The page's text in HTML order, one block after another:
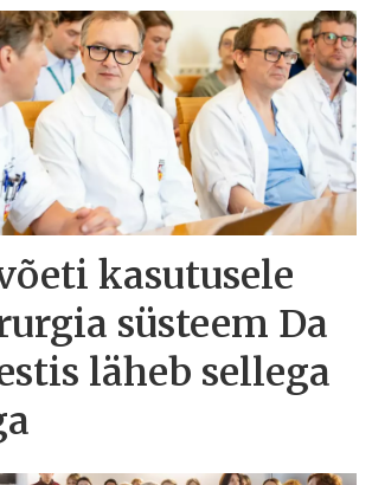
kasutusele
süsteem Da
läheb sellega